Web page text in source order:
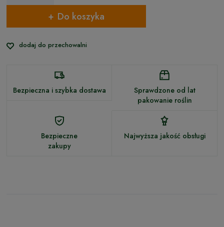
Do koszyka
dodaj do przechowalni
Bezpieczna i szybka dostawa
Sprawdzone od lat
pakowanie roślin
Bezpieczne
zakupy
Najwyższa jakość obsługi